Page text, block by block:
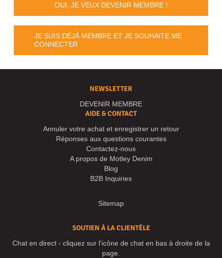
OUI, JE VEUX DEVENIR MEMBRE !
JE SUIS DÉJÀ MEMBRE ET JE SOUHAITE ME
CONNECTER
NEWSLETTER
DEVENIR MEMBRE
AIDE & CONTACT
Annuler votre achat et enregistrer un retour
Réponses aux questions courantes
Contactez-nous
A propos de Motley Denim
Blog
B2B Inquiries
Sitemap
SOUTIEN À LA CLIENTÈLE
Chat en direct - cliquez sur l'icône de chat en bas à droite de la
page.